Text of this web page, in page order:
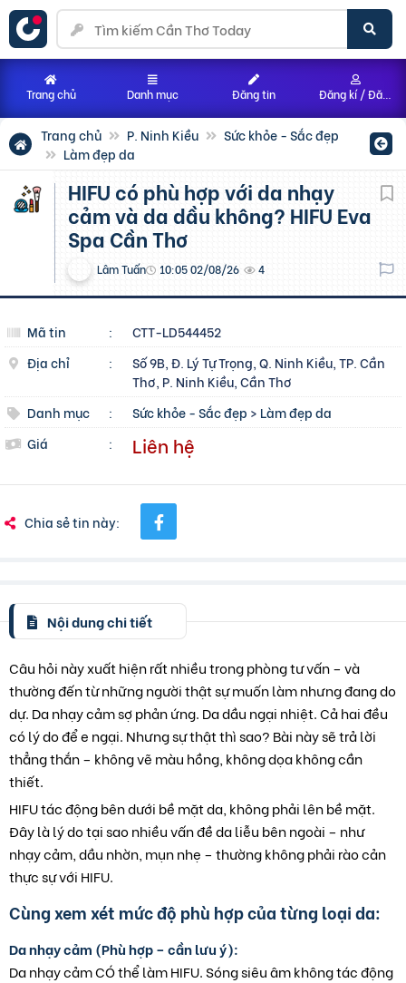
Trang chủ P. Ninh Kiều
Sức khỏe - Sắc đẹp
Làm đẹp da
HIFU có phù hợp với da nhạy
cảm và da dầu không? HIFU Eva
Spa Cần Thơ
Lâm Tuấn 10:05 02/08/26 4
Mã tin :
CTT-LD544452
Địa chỉ
:
Số 9B, Đ. Lý Tự Trọng, Q. Ninh Kiều, TP. Cần
Thơ, P. Ninh Kiều, Cần Thơ
Danh mục
: Sức khỏe - Sắc đẹp > Làm đẹp da
Giá
: Liên hệ
Chia sẻ tin này:
Nội dung chi tiết
Câu hỏi này xuất hiện rất nhiều trong phòng tư vấn – và
thường đến từ những người thật sự muốn làm nhưng đang do
dự. Da nhạy cảm sợ phản ứng. Da dầu ngại nhiệt. Cả hai đều
có lý do để e ngại. Nhưng sự thật thì sao? Bài này sẽ trả lời
thẳng thắn – không vẽ màu hồng, không dọa không cần
thiết.
HIFU tác động bên dưới bề mặt da, không phải lên bề mặt.
Đây là lý do tại sao nhiều vấn đề da liễu bên ngoài – như
nhạy cảm, dầu nhờn, mụn nhẹ – thường không phải rào cản
thực sự với HIFU.
Cùng xem xét mức độ phù hợp của từng loại da:
Da nhạy cảm (Phù hợp – cần lưu ý):
Da nhạy cảm CÓ thể làm HIFU. Sóng siêu âm không tác động
Trang chủ Danh mục Đăng tin